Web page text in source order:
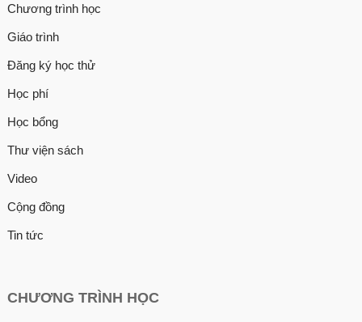
Chương trình học
Giáo trình
Đăng ký học thử
Học phí
Học bổng
Thư viện sách
Video
Cộng đồng
Tin tức
CHƯƠNG TRÌNH HỌC